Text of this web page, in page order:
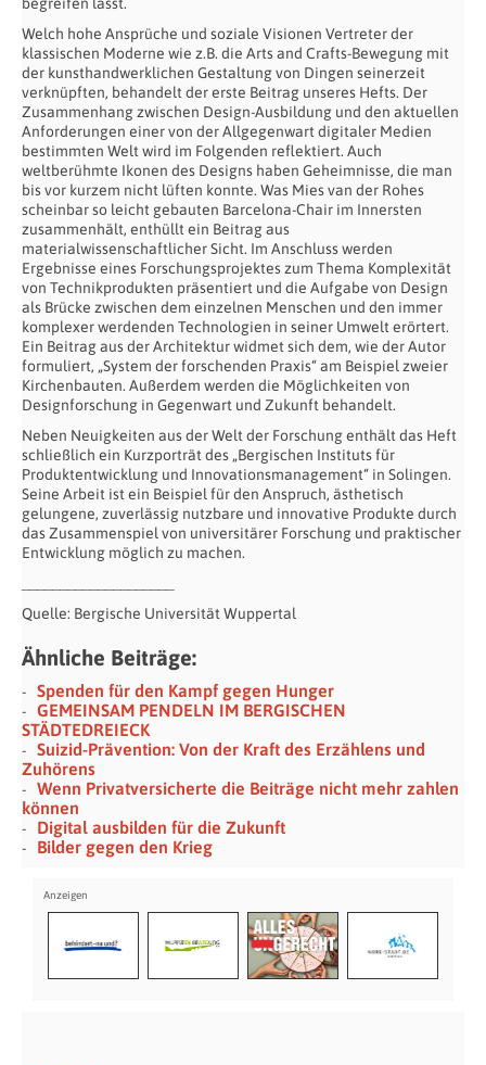
Welch hohe Ansprüche und soziale Visionen Vertreter der
klassischen Moderne wie z.B. die Arts and Crafts-Bewegung mit
der kunsthandwerklichen Gestaltung von Dingen seinerzeit
verknüpften, behandelt der erste Beitrag unseres Hefts. Der
Zusammenhang zwischen Design-Ausbildung und den aktuellen
Anforderungen einer von der Allgegenwart digitaler Medien
bestimmten Welt wird im Folgenden reflektiert. Auch
weltberühmte Ikonen des Designs haben Geheimnisse, die man
bis vor kurzem nicht lüften konnte. Was Mies van der Rohes
scheinbar so leicht gebauten Barcelona-Chair im Innersten
zusammenhält, enthüllt ein Beitrag aus
materialwissenschaftlicher Sicht. Im Anschluss werden
Ergebnisse eines Forschungsprojektes zum Thema Komplexität
von Technikprodukten präsentiert und die Aufgabe von Design
als Brücke zwischen dem einzelnen Menschen und den immer
komplexer werdenden Technologien in seiner Umwelt erörtert.
Ein Beitrag aus der Architektur widmet sich dem, wie der Autor
formuliert, „System der forschenden Praxis“ am Beispiel zweier
Kirchenbauten. Außerdem werden die Möglichkeiten von
Designforschung in Gegenwart und Zukunft behandelt.
Neben Neuigkeiten aus der Welt der Forschung enthält das Heft
schließlich ein Kurzporträt des „Bergischen Instituts für
Produktentwicklung und Innovationsmanagement“ in Solingen.
Seine Arbeit ist ein Beispiel für den Anspruch, ästhetisch
gelungene, zuverlässig nutzbare und innovative Produkte durch
das Zusammenspiel von universitärer Forschung und praktischer
Entwicklung möglich zu machen.
Quelle: Bergische Universität Wuppertal
Ähnliche Beiträge:
Spenden für den Kampf gegen Hunger
GEMEINSAM PENDELN IM BERGISCHEN
STÄDTEDREIECK
Suizid-Prävention: Von der Kraft des Erzählens und
Zuhörens
Wenn Privatversicherte die Beiträge nicht mehr zahlen
können
Digital ausbilden für die Zukunft
Bilder gegen den Krieg